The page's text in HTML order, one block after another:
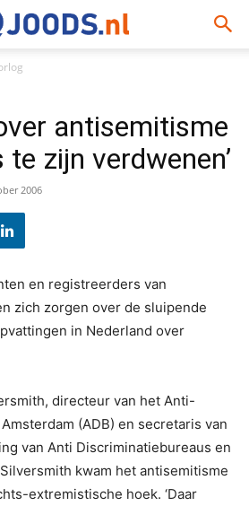
antisemitisme
zijn verdwenen’
2006
en registreerders van
zich zorgen over de sluipende
in Nederland over
directeur van het Anti-
(ADB) en secretaris van
van Anti Discriminatiebureaus en
kwam het antisemitisme
extremistische hoek. ‘Daar